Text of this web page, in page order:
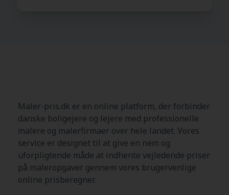
Maler-pris.dk er en online platform, der forbinder
danske boligejere og lejere med professionelle
malere og malerfirmaer over hele landet. Vores
service er designet til at give en nem og
uforpligtende måde at indhente vejledende priser
på maleropgaver gennem vores brugervenlige
online prisberegner.